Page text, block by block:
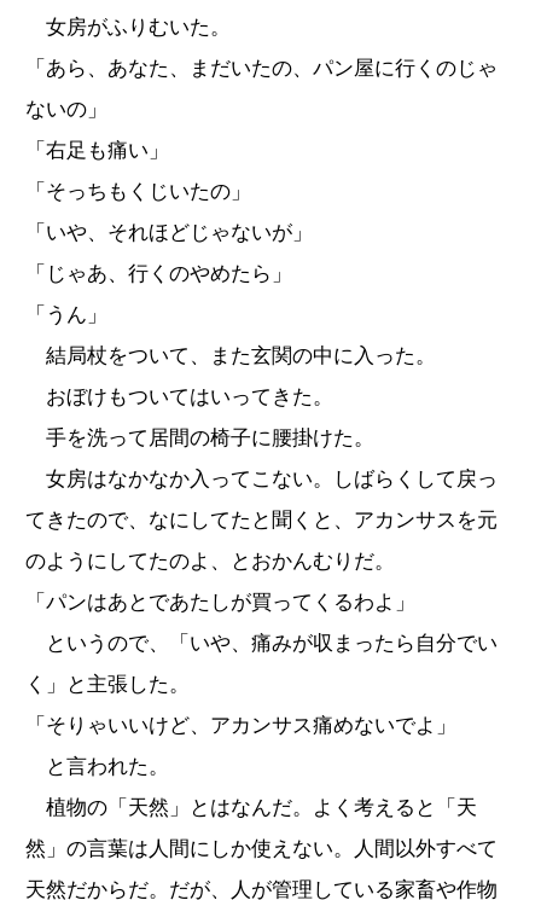
女房がふりむいた。
「あら、あなた、まだいたの、パン屋に行くのじゃ
ないの」
「右足も痛い」
「そっちもくじいたの」
「いや、それほどじゃないが」
「じゃあ、行くのやめたら」
「うん」
結局杖をついて、また玄関の中に入った。
おぼけもついてはいってきた。
手を洗って居間の椅子に腰掛けた。
女房はなかなか入ってこない。しばらくして戻っ
てきたので、なにしてたと聞くと、アカンサスを元
のようにしてたのよ、とおかんむりだ。
「パンはあとであたしが買ってくるわよ」
というので、「いや、痛みが収まったら自分でい
く」と主張した。
「そりゃいいけど、アカンサス痛めないでよ」
と言われた。
植物の「天然」とはなんだ。よく考えると「天
然」の言葉は人間にしか使えない。人間以外すべて
天然だからだ。だが、人が管理している家畜や作物